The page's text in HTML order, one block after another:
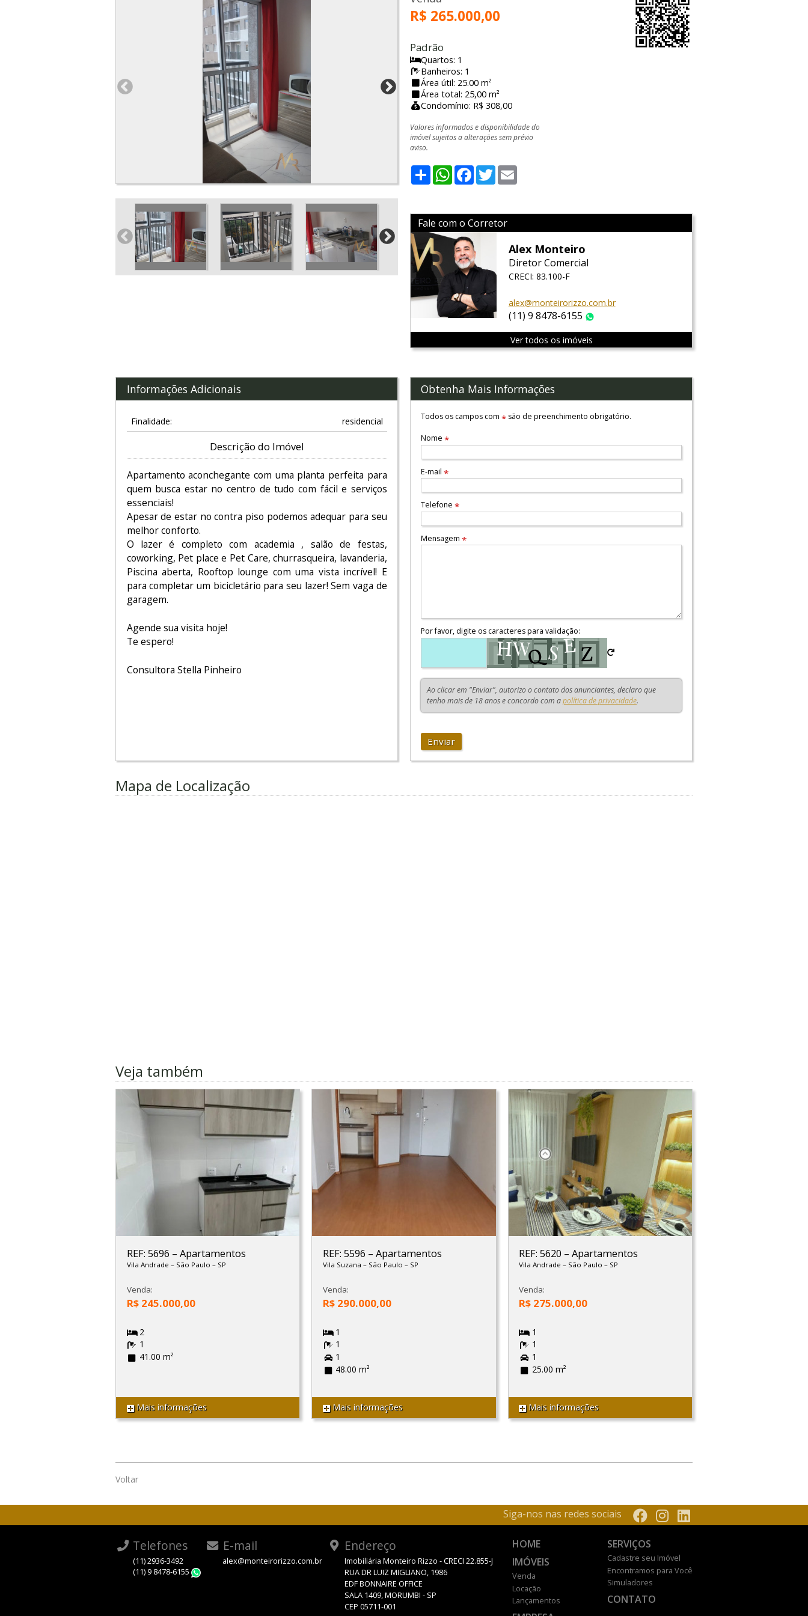
R$ 265.000,00
Padrão
Quartos: 1
Banheiros: 1
Área útil: 25.00 m²
Área total: 25,00 m²
Condomínio: R$ 308,00
Valores informados e disponibilidade do
imóvel sujeitos a alterações sem prévio
aviso.
ShareWhatsApp
Facebook
Twitter
Fale com o Corretor
Alex Monteiro
Diretor Comercial
CRECI: 83.100-F
alex@monteirorizzo.com.br
(11) 9 8478-6155
Ver todos os imóveis
Informações Adicionais
Finalidade: residencial
Descrição do Imóvel
Apartamento aconchegante com uma planta perfeita para
quem busca estar no centro de tudo com fácil e serviços
essenciais!
Apesar de estar no contra piso podemos adequar para seu
melhor conforto.
O lazer é completo com academia , salão de festas,
coworking, Pet place e Pet Care, churrasqueira, lavanderia,
Piscina aberta, Rooftop lounge com uma vista incrível! E
para completar um bicicletário para seu lazer! Sem vaga de
garagem.
Agende sua visita hoje!
Te espero!
Consultora Stella Pinheiro
Obtenha Mais Informações
Todos os campos com* são de preenchimento obrigatório.
Nome*
E-mail*
Telefone*
Mensagem*
Por favor, digite os caracteres para validação:
Ao clicar em "Enviar", autorizo o contato dos anunciantes, declaro que
tenho mais de 18 anos e concordo com apolítica de privacidade.
Enviar
Mapa de Localização
Veja também
REF: 5696 – Apartamentos
Vila Andrade – São Paulo – SP
Venda:
R$ 245.000,00
2
1
41.00 m²
Mais informações
REF: 5596 – Apartamentos
Vila Suzana – São Paulo – SP
Venda:
R$ 290.000,00
1
1
1
48.00 m²
Mais informações
REF: 5620 –Apartamentos
Vila Andrade– São Paulo– SP
Venda:
R$ 275.000,00
1
1
1
25.00 m²
Mais informações
Voltar
Siga-nos nas redes sociais
Telefones
(11) 2936-3492
(11) 9 8478-6155
E-mail
alex@monteirorizzo.com.br
Endereço
Imobiliária Monteiro Rizzo - CRECI 22.855-J
RUA DR LUIZ MIGLIANO, 1986
EDF BONNAIRE OFFICE
SALA 1409, MORUMBI - SP
CEP 05711-001
HOME
IMÓVEIS
Venda
Locação
Lançamentos
SERVIÇOS
Cadastre seu Imóvel
Encontramos para Você
Simuladores
CONTATO